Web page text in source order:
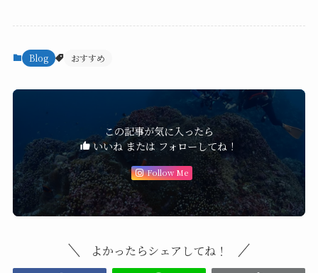
Blog おすすめ
この記事が気に入ったら
いいね または フォローしてね！
Follow Me
よかったらシェアしてね！